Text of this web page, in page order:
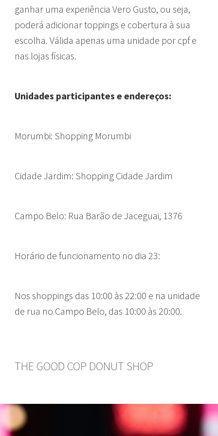
ganhar uma experiência Vero Gusto, ou seja,
poderá adicionar toppings e cobertura à sua
escolha. Válida apenas uma unidade por cpf e
nas lojas físicas.
Unidades participantes e endereços:
Morumbi: Shopping Morumbi
Cidade Jardim: Shopping Cidade Jardim
Campo Belo: Rua Barão de Jaceguai, 1376
Horário de funcionamento no dia 23:
Nos shoppings das 10:00 às 22:00 e na unidade
de rua no Campo Belo, das 10:00 às 20:00.
THE GOOD COP DONUT SHOP